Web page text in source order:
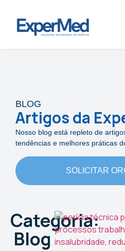
BLOG
Artigos da
Nosso blog está repleto de
tendências e melhores práticas
SOLICITAR
Categoria:
Blog